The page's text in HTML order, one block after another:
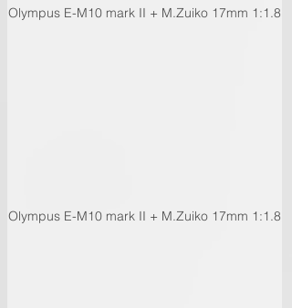
Olympus E-M10 mark II + M.Zuiko 17mm 1:1.8
Olympus E-M10 mark II + M.Zuiko 17mm 1:1.8